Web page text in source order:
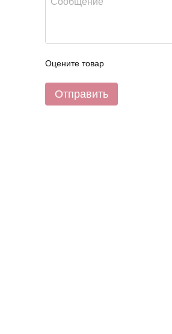
Оцените товар
Отправить